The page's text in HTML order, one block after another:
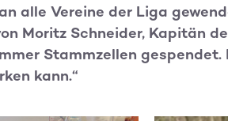
alle Vereine der Liga
Moritz Schneider, Kapitän
Stammzellen gespendet.
kann.“